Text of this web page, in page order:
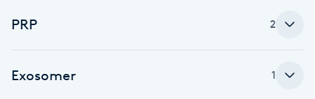
Barnklippning
PRP 2
Exosomer 1